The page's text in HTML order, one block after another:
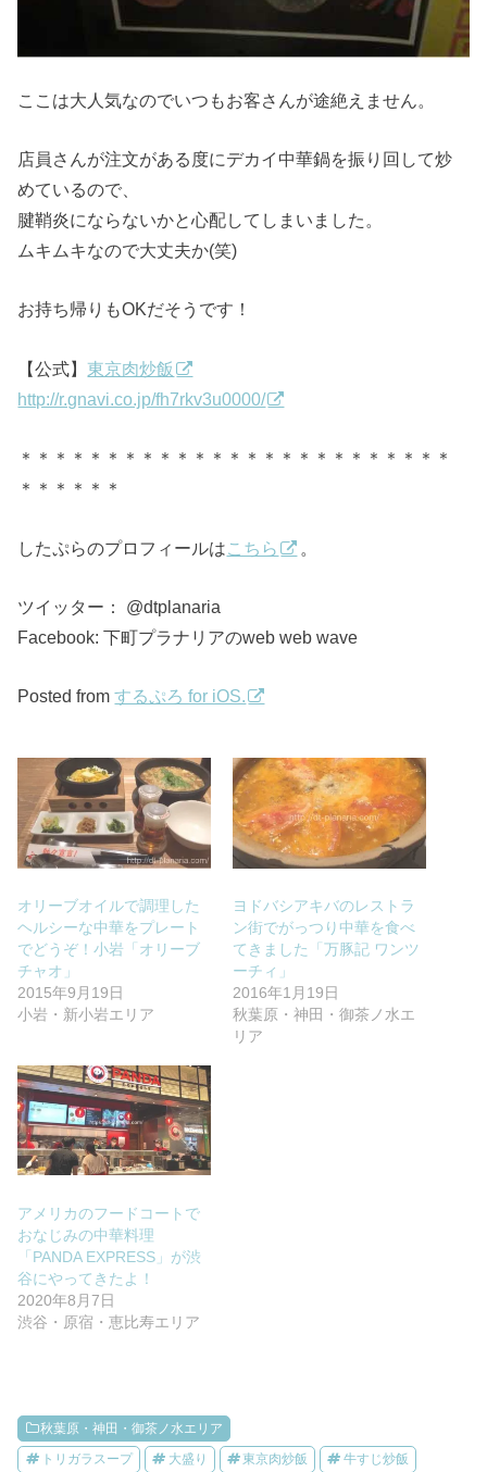
ここは大人気なのでいつもお客さんが途絶えません。
店員さんが注文がある度にデカイ中華鍋を振り回して炒
めているので、
腱鞘炎にならないかと心配してしまいました。
ムキムキなので大丈夫か(笑)
お持ち帰りもOKだそうです！
【公式】東京肉炒飯
http://r.gnavi.co.jp/fh7rkv3u0000/
＊＊＊＊＊＊＊＊＊＊＊＊＊＊＊＊＊＊＊＊＊＊＊＊＊
＊＊＊＊＊＊
したぷらのプロフィールは こちら
ツイッター： @dtplanaria
Facebook: 下町プラナリアのweb web wave
Posted fromするぷろ for iOS.
オリーブオイルで調理した
ヘルシーな中華をプレート
でどうぞ！小岩「オリーブ
チャオ」
2015年9月19日
小岩・新小岩エリア
ヨドバシアキバのレストラ
ン街でがっつり中華を食べ
てきました「万豚記 ワンツ
ーチィ」
2016年1月19日
秋葉原・神田・御茶ノ水エ
リア
アメリカのフードコートで
おなじみの中華料理
「PANDA EXPRESS」が渋
谷にやってきたよ！
2020年8月7日
渋谷・原宿・恵比寿エリア
秋葉原・神田・御茶ノ水エリア
トリガラスープ 大盛り 東京肉炒飯 牛すじ炒飯